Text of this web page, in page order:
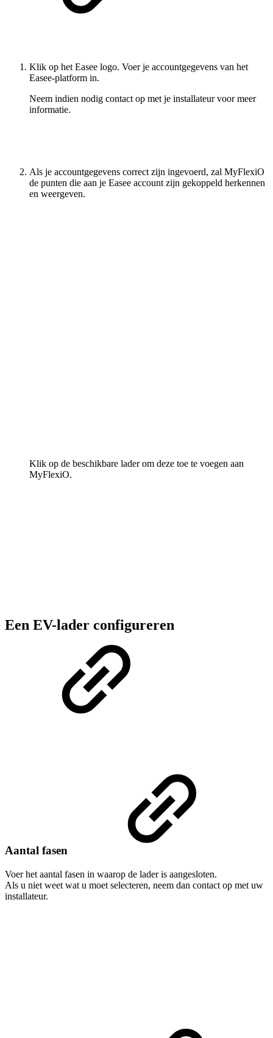
Klik op het Easee logo. Voer je accountgegevens van het
Easee-platform in.
Neem indien nodig contact op met je installateur voor meer
informatie.
Als je accountgegevens correct zijn ingevoerd, zal MyFlexiO
de punten die aan je Easee account zijn gekoppeld herkennen
en weergeven.
Klik op de beschikbare lader om deze toe te voegen aan
MyFlexiO.
Een EV-lader configureren
Aantal fasen
Voer het aantal fasen in waarop de lader is aangesloten.
Als u niet weet wat u moet selecteren, neem dan contact op met uw
installateur.